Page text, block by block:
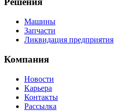
Машины
Запчасти
Ликвидация предприятия
Компания
Новости
Карьера
Контакты
Рассылка